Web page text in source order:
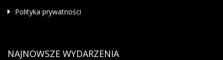
Polityka prywatności
NAJNOWSZE WYDARZENIA